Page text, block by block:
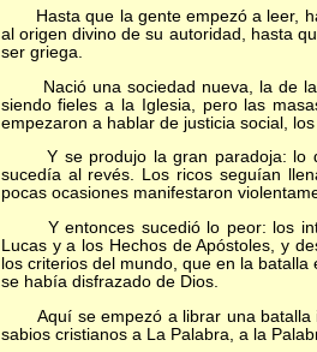
Hasta que la gente empezó a leer,
al origen divino de su autoridad, hasta
ser griega.
Nació una sociedad nueva, la de la
siendo fieles a la Iglesia, pero las
empezaron a hablar de justicia social,
Y se produjo la gran paradoja: lo de
sucedía al revés. Los ricos seguían
pocas ocasiones manifestaron
Y entonces sucedió lo peor: los
Lucas y a los Hechos de Apóstoles, y
los criterios del mundo, que en la
se había disfrazado de Dios.
Aquí se empezó a librar una batalla
sabios cristianos a La Palabra, a la